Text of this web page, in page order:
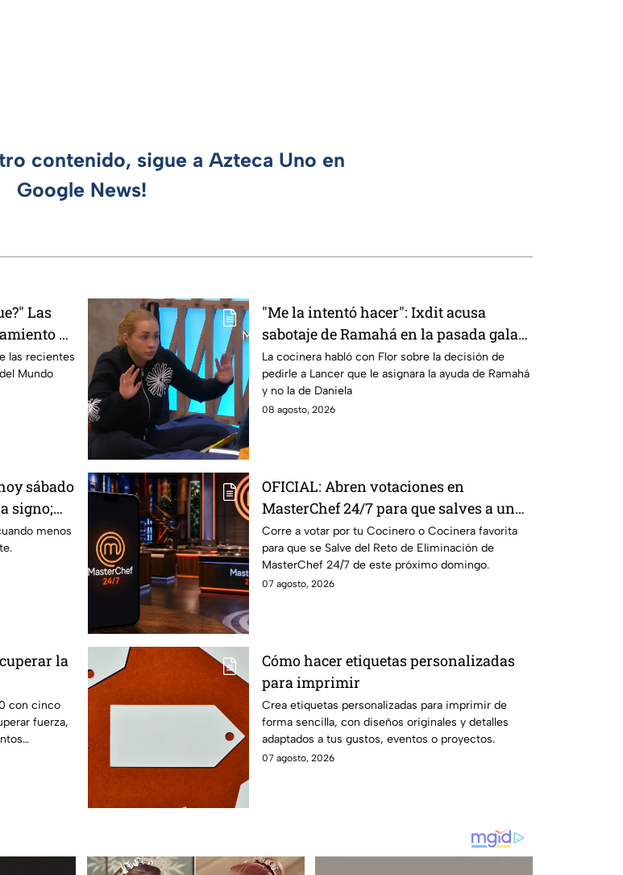
contenido, sigue a Azteca Uno en
Google News!
Las
de
las recientes
Mundo
"Me la intentó hacer": Ixdit acusa
sabotaje de Ramahá en la pasada gala
de salvación de MasterChef 24/7
La cocinera habló con Flor sobre la decisión de
pedirle a Lancer que le asignara la ayuda de Ramahá
y no la de Daniela
08 agosto, 2026
sábado
signo;
menos
OFICIAL: Abren votaciones en
MasterChef 24/7 para que salves a un
Cocinero del Reto de Eliminación de
este domingo
Corre a votar por tu Cocinero o Cocinera favorita
para que se Salve del Reto de Eliminación de
MasterChef 24/7 de este próximo domingo.
07 agosto, 2026
la
con cinco
fuerza,
Cómo hacer etiquetas personalizadas
para imprimir
Crea etiquetas personalizadas para imprimir de
forma sencilla, con diseños originales y detalles
adaptados a tus gustos, eventos o proyectos.
07 agosto, 2026